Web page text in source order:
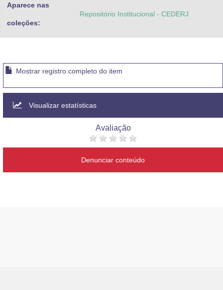
Aparece nas
coleções:
Repositório Institucional - CEDERJ
Mostrar registro completo do item
Visualizar estatísticas
Avaliação
Denunciar conteúdo